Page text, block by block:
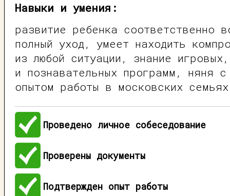
Навыки и умения:
развитие ребенка соответственно
полный уход, умеет находить
из любой ситуации, знание
и познавательных программ, няня с
опытом работы в московских семьях
Проведено личное собеседование
Проверены документы
Подтвержден опыт работы